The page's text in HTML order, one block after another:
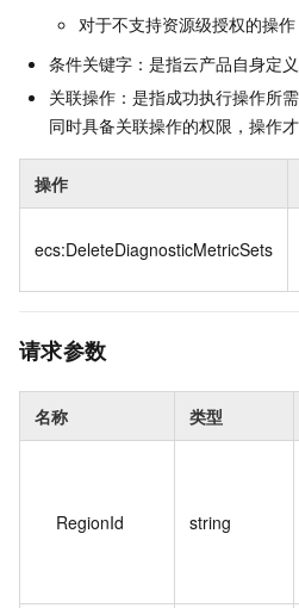
对于不支持资源级授权的操作
条件关键字：是指云产品自身定义
关联操作：是指成功执行操作所
同时具备关联操作的权限，操作才
操作
ecs:DeleteDiagnosticMetricSets
请求参数
名称 类型
RegionId string